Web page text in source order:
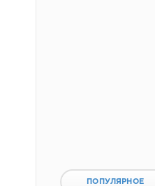
ПОПУЛЯРНОЕ